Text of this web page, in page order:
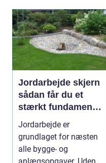
Jordarbejde skjern
sådan får du et
stærkt fundament
til dit projekt
Jordarbejde er
grundlaget for næsten
alle bygge- og